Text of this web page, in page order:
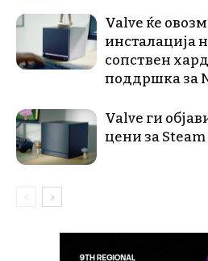
Valve ќе
инсталација
сопствен
поддршка за
Valve ги
цени за